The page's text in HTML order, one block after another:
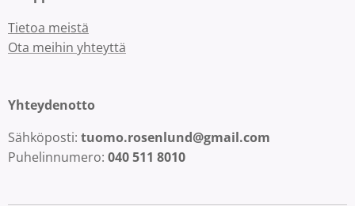
Tietoa meistä
Ota meihin yhteyttä
Yhteydenotto
Sähköposti: tuomo.rosenlund@gmail.com
Puhelinnumero: 040 511 8010